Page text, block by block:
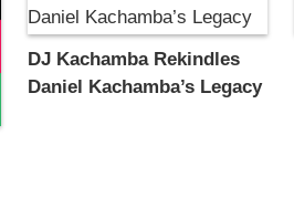
DJ Kachamba Rekindles
Daniel Kachamba’s Legacy